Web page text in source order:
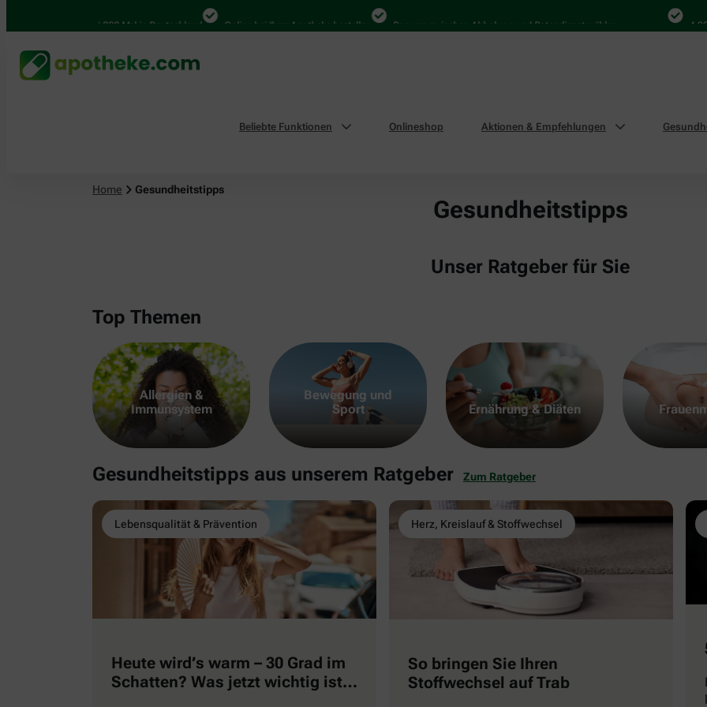
4.000 Mal in Deutschland Online bei Ihrer Apotheke bestellen Bequem zwischen Abholung und Botendienst wählen 4.000
Beliebte Funktionen Onlineshop Aktionen & Empfehlungen
Home Gesundheitstipps
Gesundheitstipps
Unser Ratgeber für Sie
Top Themen
Allergien &
Immunsystem
Bewegung und
Sport
Ernährung & Diäten
Gesundheitstipps aus unserem Ratgeber Zum Ratgeber
Lebensqualität & Prävention
Heute wird’s warm – 30 Grad im
Schatten? Was jetzt wichtig ist
Herz, Kreislauf & Stoffwechsel
So bringen Sie Ihren
Stoffwechsel auf Trab